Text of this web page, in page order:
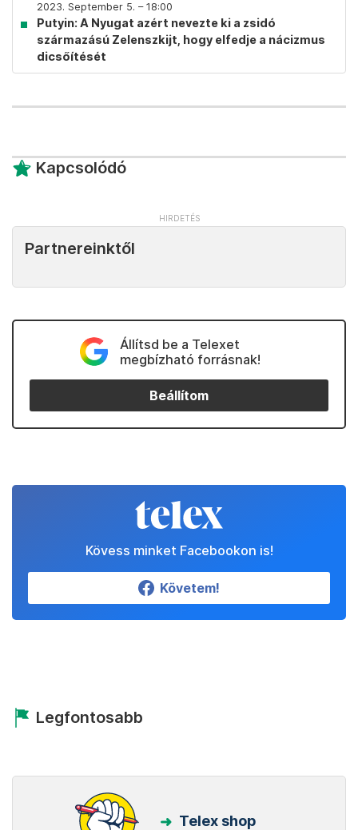
2023. September 5. – 18:00
Putyin: A Nyugat azért nevezte ki a zsidó
származású Zelenszkijt, hogy elfedje a nácizmus
dicsőítését
Kapcsolódó
Partnereinktől
Állítsd be a Telexet
megbízható forrásnak!
Beállítom
Kövess minket Facebookon is!
Követem!
Legfontosabb
Telex shop